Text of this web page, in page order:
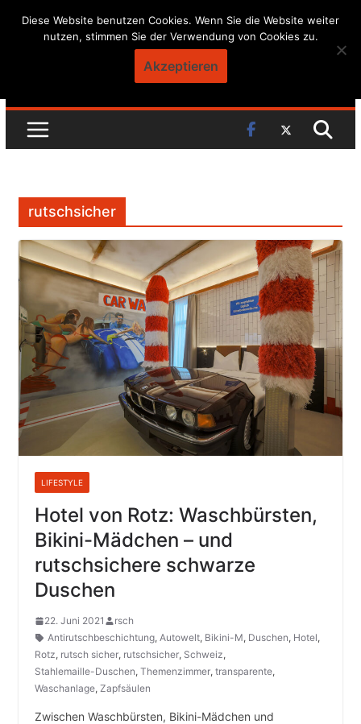
Skip
rutschsicher
LIFESTYLE
Hotel von Rotz: Waschbürsten,
Bikini-Mädchen – und
rutschsichere schwarze
Duschen
22. Juni 2021
rsch
Antirutschbeschichtung, Autowelt, Bikini-M, Duschen, Hotel,
Rotz, rutsch sicher, rutschsicher, Schweiz,
Stahlemaille-Duschen, Themenzimmer, transparente,
Waschanlage, Zapfsäulen
Zwischen Waschbürsten, Bikini-Mädchen und
Diese Website benutzen Cookies. Wenn Sie die Website weiter
nutzen, stimmen Sie der Verwendung von Cookies zu.
Akzeptieren